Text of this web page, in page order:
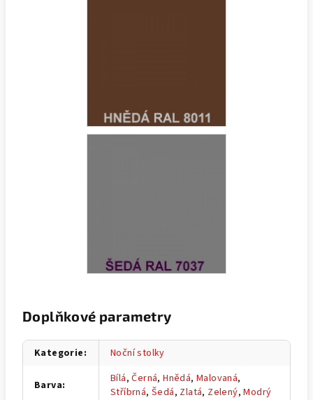
Doplňkové parametry
Kategorie: Noční stolky
Barva: Bílá,Černá,Hnědá,Malovaná,
Stříbrná,Šedá, Zlatá, Zelený,Modrý